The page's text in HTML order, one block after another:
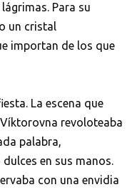
Para su
un cristal
importan de los que
La escena que
revoloteaba
palabra,
en sus manos.
con una envidia